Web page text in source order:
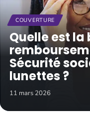
COUVERTURE
Quelle est la
Sécurité
lunettes ?
11 mars 2026